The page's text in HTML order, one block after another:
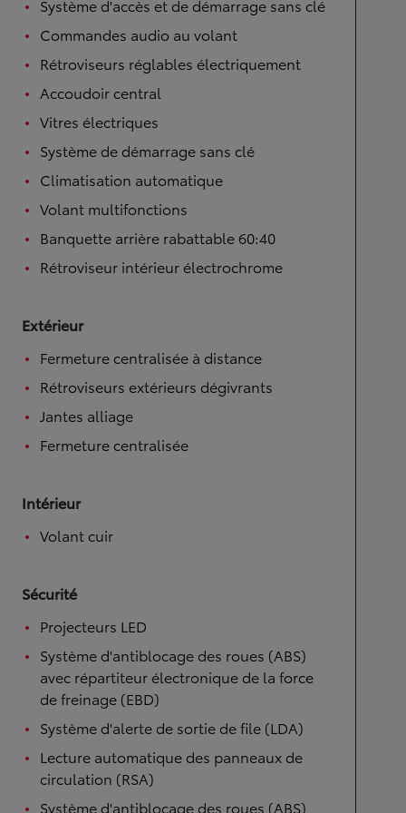
Système d'accès et de démarrage sans clé
Commandes audio au volant
Rétroviseurs réglables électriquement
Accoudoir central
Vitres électriques
Système de démarrage sans clé
Climatisation automatique
Volant multifonctions
Banquette arrière rabattable 60:40
Rétroviseur intérieur électrochrome
Extérieur
Fermeture centralisée à distance
Rétroviseurs extérieurs dégivrants
Jantes alliage
Fermeture centralisée
Intérieur
Volant cuir
Sécurité
Projecteurs LED
Système d'antiblocage des roues (ABS)
avec répartiteur électronique de la force
de freinage (EBD)
Système d'alerte de sortie de file (LDA)
Lecture automatique des panneaux de
circulation (RSA)
Système d'antiblocage des roues (ABS)